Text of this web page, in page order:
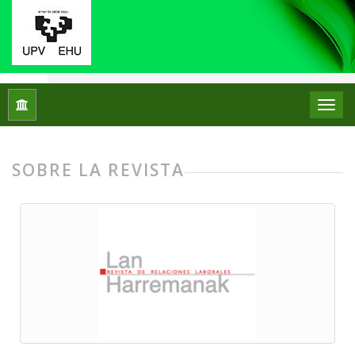
Inicio Lan Harremanak - Revista de Relaciones Laborales
SOBRE LA REVISTA